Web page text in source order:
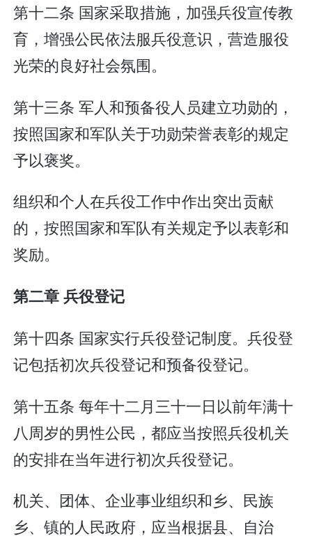
第十二条 国家采取措施，加强兵役宣传教
育，增强公民依法服兵役意识，营造服役
光荣的良好社会氛围。
第十三条 军人和预备役人员建立功勋的，
按照国家和军队关于功勋荣誉表彰的规定
予以褒奖。
组织和个人在兵役工作中作出突出贡献
的，按照国家和军队有关规定予以表彰和
奖励。
第二章 兵役登记
第十四条 国家实行兵役登记制度。兵役登
记包括初次兵役登记和预备役登记。
第十五条 每年十二月三十一日以前年满十
八周岁的男性公民，都应当按照兵役机关
的安排在当年进行初次兵役登记。
机关、团体、企业事业组织和乡、民族
乡、镇的人民政府，应当根据县、自治